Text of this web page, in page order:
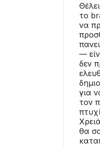
το
να
—
δεν
για
τον
θα